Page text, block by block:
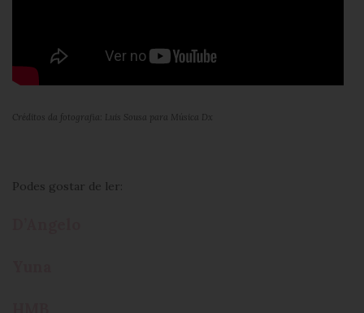
Créditos da fotografia: Luis Sousa para Música Dx
Podes gostar de ler: